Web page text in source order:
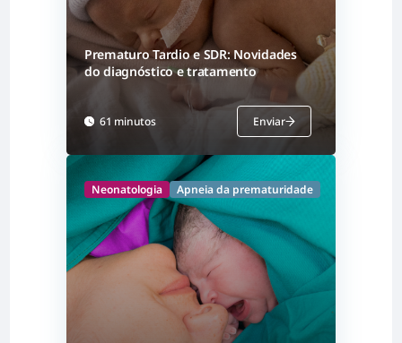
Prematuro Tardio e SDR: Novidades
do diagnóstico e tratamento
61 minutos Enviar
Neonatologia Apneia da prematuridade